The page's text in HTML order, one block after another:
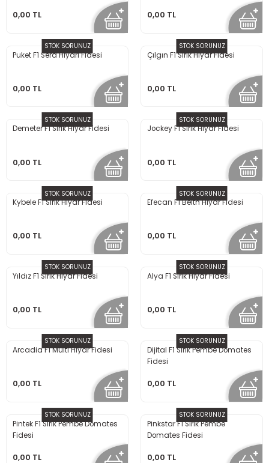
0,00 TL 0,00 TL
STOK SORUNUZ
Puket F1 Sera Hıyarı Fidesi
0,00 TL
STOK SORUNUZ
Çılgın F1 Sırık Hıyar Fidesi
0,00 TL
STOK SORUNUZ
Demeter F1 Sırık Hıyar Fidesi
0,00 TL
STOK SORUNUZ
Jockey F1 Sırık Hıyar Fidesi
0,00 TL
STOK SORUNUZ
Kybele F1 Sırık Hıyar Fidesi
0,00 TL
STOK SORUNUZ
Efecan F1 Beith Hıyar Fidesi
0,00 TL
STOK SORUNUZ
Yıldız F1 Sırık Hıyar Fidesi
0,00 TL
STOK SORUNUZ
Alya F1 Sırık Hıyar Fidesi
0,00 TL
STOK SORUNUZ
Arcadia F1 Multi Hıyar Fidesi
0,00 TL
STOK SORUNUZ
Dijital F1 Sırık Pembe Domates
Fidesi
0,00 TL
STOK SORUNUZ
Pintek F1 Sırık Pembe Domates
Fidesi
0,00 TL
STOK SORUNUZ
Pinkstar F1 Sırık Pembe
Domates Fidesi
0,00 TL